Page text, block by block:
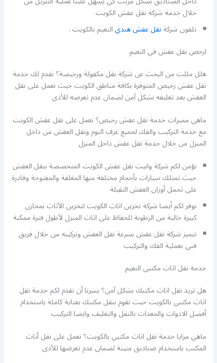
خلال خدمة شركة نقل عفش الكويت
تلفون شركةنقل عفش هنديالنعيم بالكويت .
ارخص نقل عفش في النعيم
هلل مللت من البحث عن شركة نقل مكفولة ورخيصة؟ نقدم لك خدمة
نقل عفش رخيص المتوفرة بكافة مناطق الكويت حيث نعمل على نقل
العفش بعد تغليفه بشكل آمن لضمان عدم تعرضه للأذى
ماهي مميزات خدمة نقل عفش رخيص؟ نعمل على نقل عفش الكويت
مع خدمة التركيب والفك لجميع غرف النوم ونقل العفش من داخل
المنزل من خلال خدمة نقل عفش داخل المنزل
نؤمن لكم شركة وانيت نقل عفش الكويت المتخصصة بنقل العفش
حيث تمتلك سيارات بأحجام مختلفة منها المغلقة والمفتوحة وقادرة
على تحمل أوزان العفش الثقيلة
نوفر لكم أيضا شركة تخزين اثاث الكويت لتخزين الأثاث بمخازن
كبيرة خالية من الرطوبة للحفاظ على اثاث المنزل لأطول فترة ممكنة
تتميز شركة نقل عفش بسرعة نقل العفش وتركيبه من خلال فريق
فني بعملية الفك والتركيب
خدمة نقل اثاث مكتبي النعيم
هل تريد نقل اثاث مكتبك بشكل آمن؟ يسرنا أن نقدم لكم خدمة نقل
اثاث مكتبي بالكويت حيث نقوم بنقل مكتبك بعناية كاملة باستخدام
أفضل الادوات والمعدات بالنقل والتغليف وايضا التركيب
ماهي مزايا خدمة نقل اثاث مكتبي بالكويت؟ نعمل على نقل أثاث
المكتب باستخدام صناديق متينة لضمان عدم تعرضها للأذى